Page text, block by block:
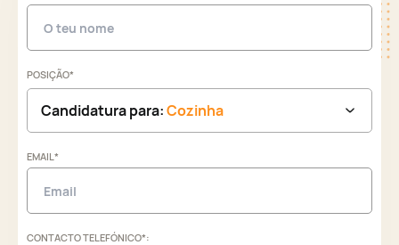
POSIÇÃO*
Candidatura para:Cozinha
EMAIL*
CONTACTO TELEFÓNICO*: